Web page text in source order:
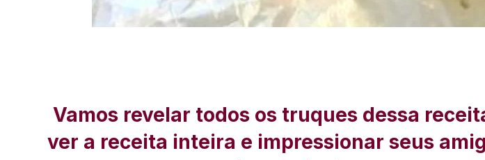
Vamos revelar todos os truques dessa
ver a receita inteira e impressionar seus